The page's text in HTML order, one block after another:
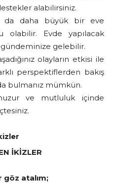
alabilirsiniz.
daha büyük bir eve
olabilir. Evde yapılacak
gelebilir.
olayların etkisi ile
perspektiflerden bakış
bulmanız mümkün.
ve mutluluk içinde
İKİZLER
göz atalım;